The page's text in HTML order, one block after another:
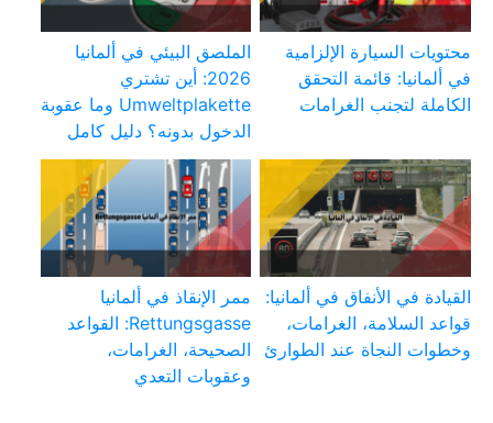
محتويات السيارة الإلزامية
في ألمانيا: قائمة التحقق
الكاملة لتجنب الغرامات
الملصق البيئي في ألمانيا
2026: أين تشتري
Umweltplakette وما عقوبة
الدخول بدونه؟ دليل كامل
القيادة في الأنفاق في ألمانيا:
قواعد السلامة، الغرامات،
وخطوات النجاة عند الطوارئ
ممر الإنقاذ في ألمانيا
Rettungsgasse: القواعد
الصحيحة، الغرامات،
وعقوبات التعدي